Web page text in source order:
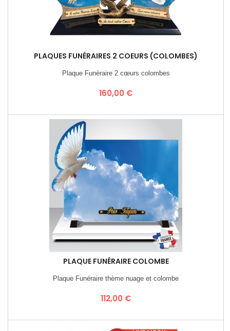
PLAQUES FUNÉRAIRES 2 COEURS (COLOMBES)
Plaque Funéraire 2 cœurs colombes
Prix
160,00 €
PLAQUE FUNÉRAIRE COLOMBE
Plaque Funéraire thème nuage et colombe
Prix
112,00 €